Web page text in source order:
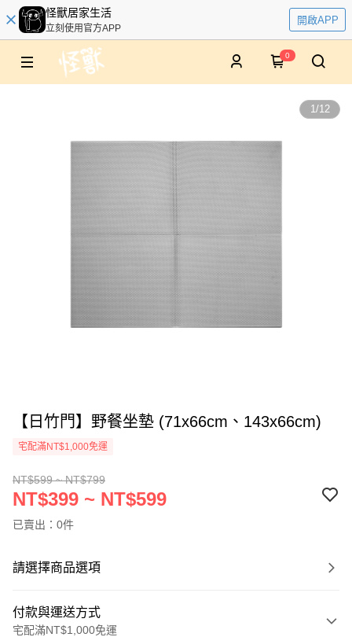
怪獸居家生活
立刻使用官方APP
開啟APP
0
1/12
【日竹門】野餐坐墊 (71x66cm、143x66cm)
宅配滿NT$1,000免運
NT$599 ~ NT$799
NT$399 ~ NT$599
已賣出：0件
請選擇商品選項
付款與運送方式
宅配滿NT$1,000免運